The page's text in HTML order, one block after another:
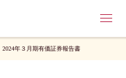
2024年３月期有価証券報告書